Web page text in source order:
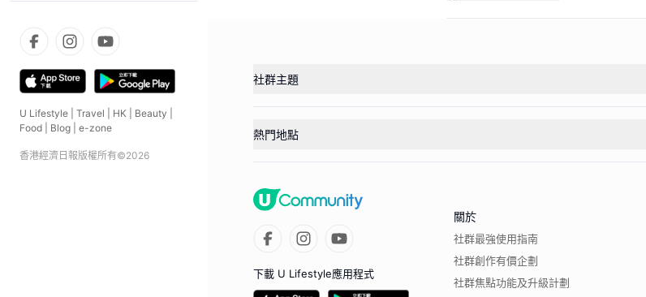
U Lifestyle Travel HK Beauty
Food
Blog e-zone
香港經濟日報版權所有©2026
社群主題
熱門地點
下載 U Lifestyle應用程式
關於
社群最強使用指南
社群創作有價企劃
社群焦點功能及升級計劃